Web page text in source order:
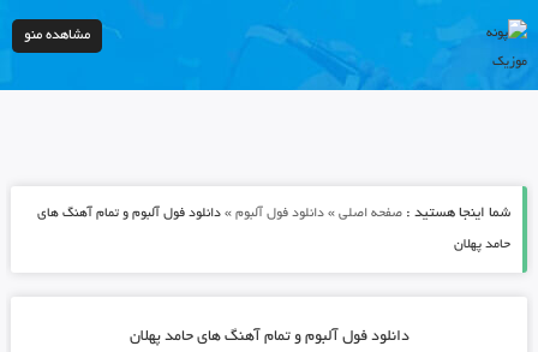
مشاهده منو
شما اینجا هستید : صفحه اصلی» دانلود فول آلبوم» دانلود فول آلبوم و تمام آهنگ های
حامد پهلان
دانلود فول آلبوم و تمام آهنگ های حامد پهلان